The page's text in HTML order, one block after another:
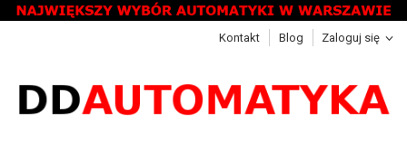
Zaloguj się
Kontakt Blog